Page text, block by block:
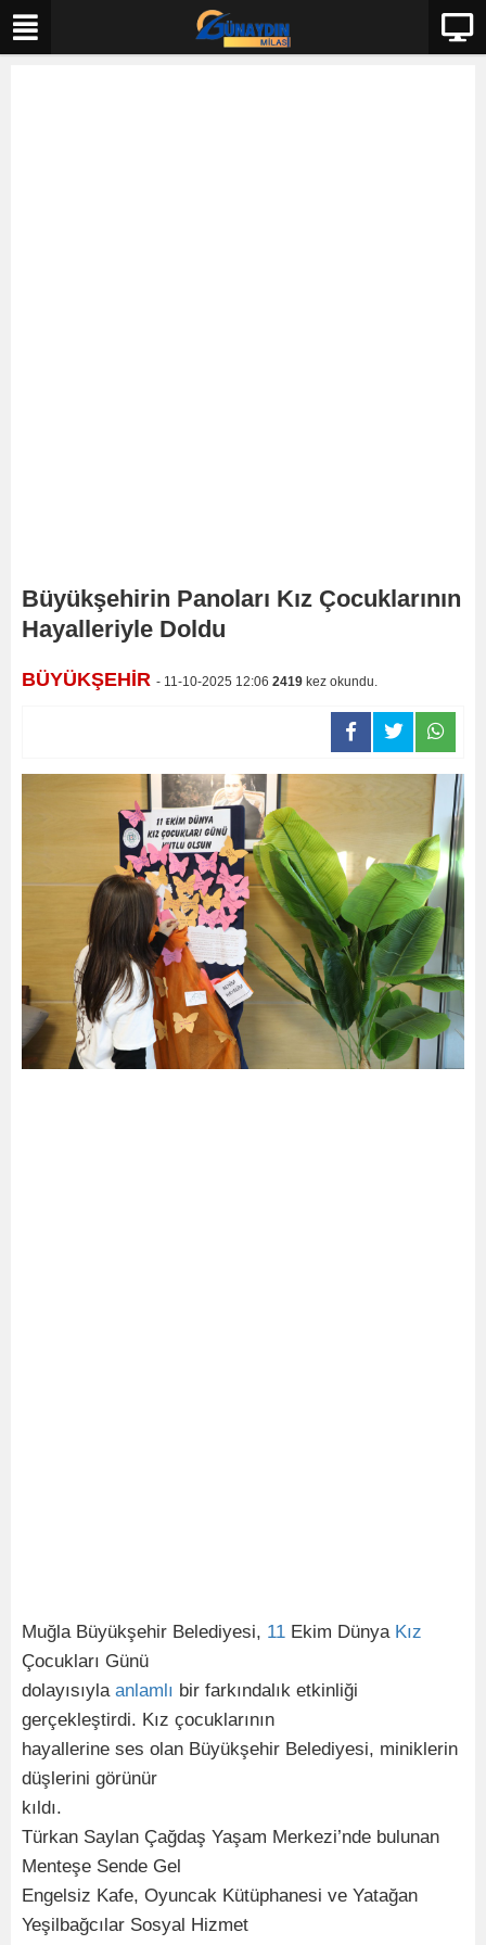
Büyükşehirin Panoları Kız Çocuklarının
Hayalleriyle Doldu
BÜYÜKŞEHİR - 11-10-2025 12:06 2419 kez okundu.
Muğla Büyükşehir Belediyesi, 11 Ekim Dünya Kız
Çocukları Günü
dolayısıyla anlamlı bir farkındalık etkinliği
gerçekleştirdi. Kız çocuklarının
hayallerine ses olan Büyükşehir Belediyesi, miniklerin
düşlerini görünür
kıldı.
Türkan Saylan Çağdaş Yaşam Merkezi’nde bulunan
Menteşe Sende Gel
Engelsiz Kafe, Oyuncak Kütüphanesi ve Yatağan
Yeşilbağcılar Sosyal Hizmet